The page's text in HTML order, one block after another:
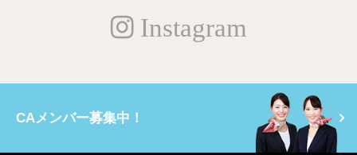
Instagram
CAメンバー募集中！